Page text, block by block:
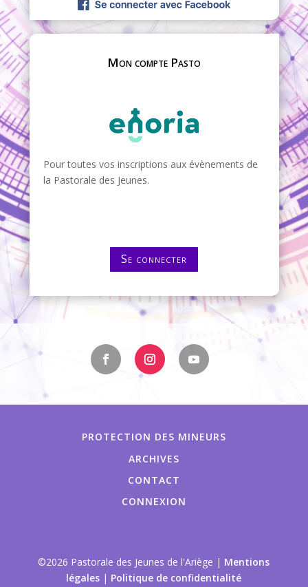
Mon compte Pasto
Pour toutes vos inscriptions aux évènements de
la Pastorale des Jeunes.
Se connecter
PROTECTION DES MINEURS
ARCHIVES
CONTACT
CONNEXION
©2026 Pastorale des Jeunes de l'Ariège | Mentions
légales | Politique de confidentialité